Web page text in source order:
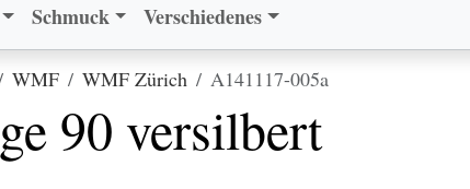
Schmuck Verschiedenes
WMF WMF Zürich A141117-005a
90 versilbert